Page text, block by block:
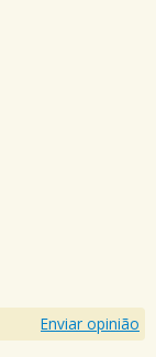
Enviar opinião